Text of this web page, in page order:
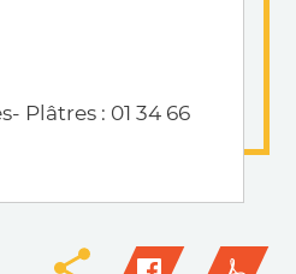
Plâtres : 01 34 66